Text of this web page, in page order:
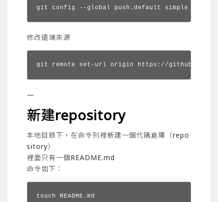
git config --global push.default simple
修改遠端來源
git remote set-url origin https://github.com/
—
新建repository
本地目錄下，在命令列裡新建一個代碼倉庫（repo
sitory）
裡面只有一個README.md
命令如下：
touch README.md